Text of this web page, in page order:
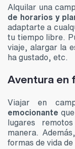
Alquilar una
de horarios y
adaptarte a
tu tiempo libre.
viaje, alargar la
ha gustado, etc.
Aventura en
Viajar en
emocionante
lugares
manera.
formas de vida